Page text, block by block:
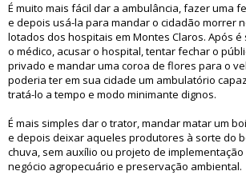
É muito mais fácil dar a ambulância, fazer uma
e depois usá-la para mandar o cidadão morrer
lotados dos hospitais em Montes Claros. Após
o médico, acusar o hospital, tentar fechar o
privado e mandar uma coroa de flores para o
poderia ter em sua cidade um ambulatório
tratá-lo a tempo e modo minimante dignos.
É mais simples dar o trator, mandar matar um
e depois deixar aqueles produtores à sorte do
chuva, sem auxílio ou projeto de
negócio agropecuário e preservação ambiental.